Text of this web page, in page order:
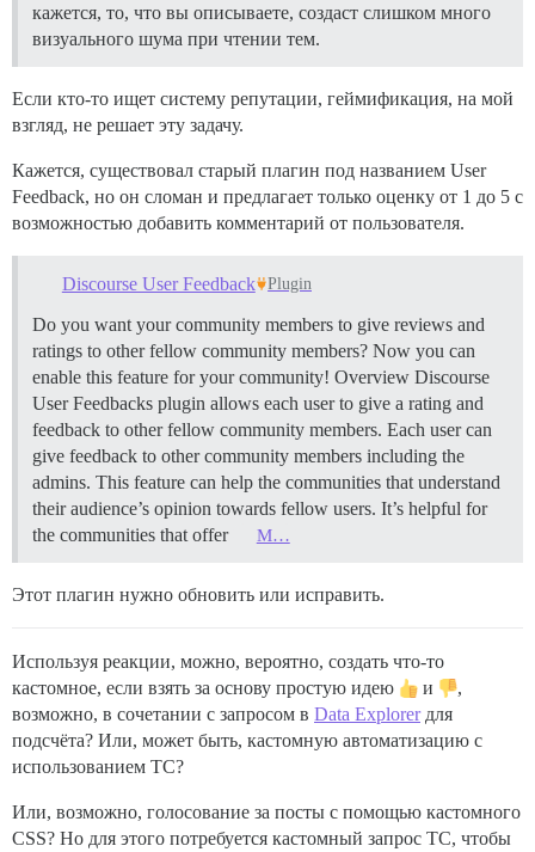
кажется, то, что вы описываете, создаст слишком много
визуального шума при чтении тем.
Если кто-то ищет систему репутации, геймификация, на мой
взгляд, не решает эту задачу.
Кажется, существовал старый плагин под названием User
Feedback, но он сломан и предлагает только оценку от 1 до 5 с
возможностью добавить комментарий от пользователя.
Discourse User Feedback Plugin
Do you want your community members to give reviews and
ratings to other fellow community members? Now you can
enable this feature for your community! Overview Discourse
User Feedbacks plugin allows each user to give a rating and
feedback to other fellow community members. Each user can
give feedback to other community members including the
admins. This feature can help the communities that understand
their audience’s opinion towards fellow users. It’s helpful for
the communities that offer
M…
Этот плагин нужно обновить или исправить.
Используя реакции, можно, вероятно, создать что-то
кастомное, если взять за основу простую идею
и
,
возможно, в сочетании с запросом в Data Explorerдля
подсчёта? Или, может быть, кастомную автоматизацию с
использованием TC?
Или, возможно, голосование за посты с помощью кастомного
CSS? Но для этого потребуется кастомный запрос TC, чтобы